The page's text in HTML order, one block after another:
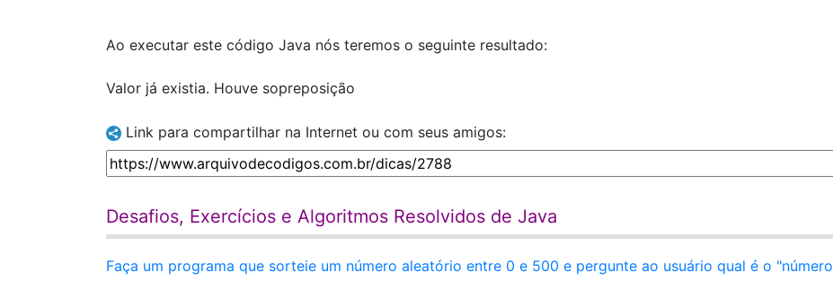
Ao executar este código Java nós teremos o seguinte resultado:
Valor já existia. Houve sopreposição
Link para compartilhar na Internet ou com seus amigos:
Desafios, Exercícios e Algoritmos Resolvidos de Java
Faça um programa que sorteie um número aleatório entre 0 e 500 e pergunte ao usuário qual é o "número